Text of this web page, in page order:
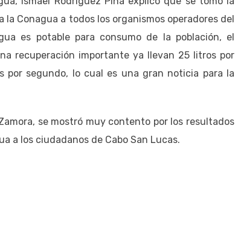
Conagua a todos los organismos operadores del
es potable para consumo de la población, el
recuperación importante ya llevan 25 litros por
segundo, lo cual es una gran noticia para la
se mostró muy contento por los resultados
a los ciudadanos de Cabo San Lucas.